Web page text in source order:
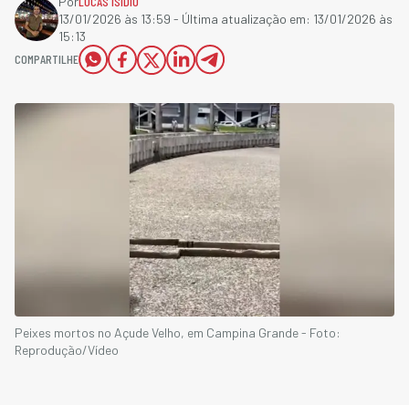
13/01/2026 às 13:59 - Última atualização em: 13/01/2026 às
15:13
COMPARTILHE
Peixes mortos no Açude Velho, em Campina Grande - Foto:
Reprodução/Vídeo